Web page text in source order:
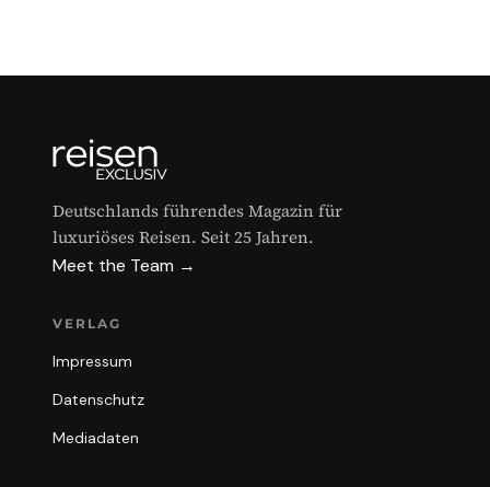
Deutschlands führendes Magazin für
luxuriöses Reisen. Seit 25 Jahren.
Meet the Team →
VERLAG
Impressum
Datenschutz
Mediadaten